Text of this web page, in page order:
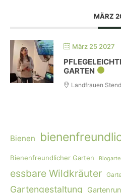
MÄRZ
März 25 2027
GARTEN
Landfrauen
Bienen
Bienenfreundlicher Garten
essbare Wildkräuter
Gartengestaltung